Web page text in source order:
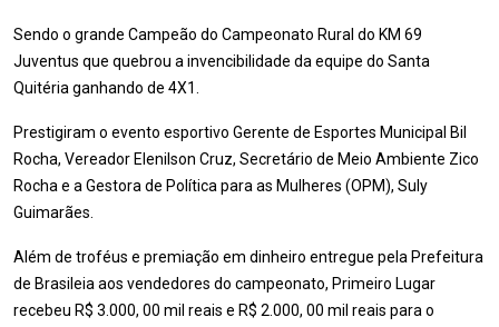
Sendo o grande Campeão do Campeonato Rural do KM 69
Juventus que quebrou a invencibilidade da equipe do Santa
Quitéria ganhando de 4X1.
Prestigiram o evento esportivo Gerente de Esportes Municipal Bil
Rocha, Vereador Elenilson Cruz, Secretário de Meio Ambiente Zico
Rocha e a Gestora de Política para as Mulheres (OPM), Suly
Guimarães.
Além de troféus e premiação em dinheiro entregue pela Prefeitura
de Brasileia aos vendedores do campeonato, Primeiro Lugar
recebeu R$ 3.000, 00 mil reais e R$ 2.000, 00 mil reais para o